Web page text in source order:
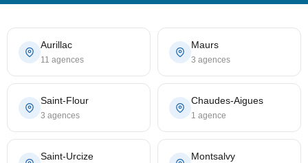
Aurillac
11 agences
Maurs
3 agences
Saint-Flour
3 agences
Chaudes-Aigues
1 agence
Saint-Urcize Montsalvy